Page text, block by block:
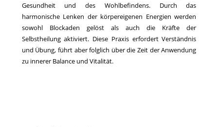
Gesundheit und des Wohlbefindens. Durch das
harmonische Lenken der körpereigenen Energien werden
sowohl Blockaden gelöst als auch die Kräfte der
Selbstheilung aktiviert. Diese Praxis erfordert Verständnis
und Übung, führt aber folglich über die Zeit der Anwendung
zu innerer Balance und Vitalität.